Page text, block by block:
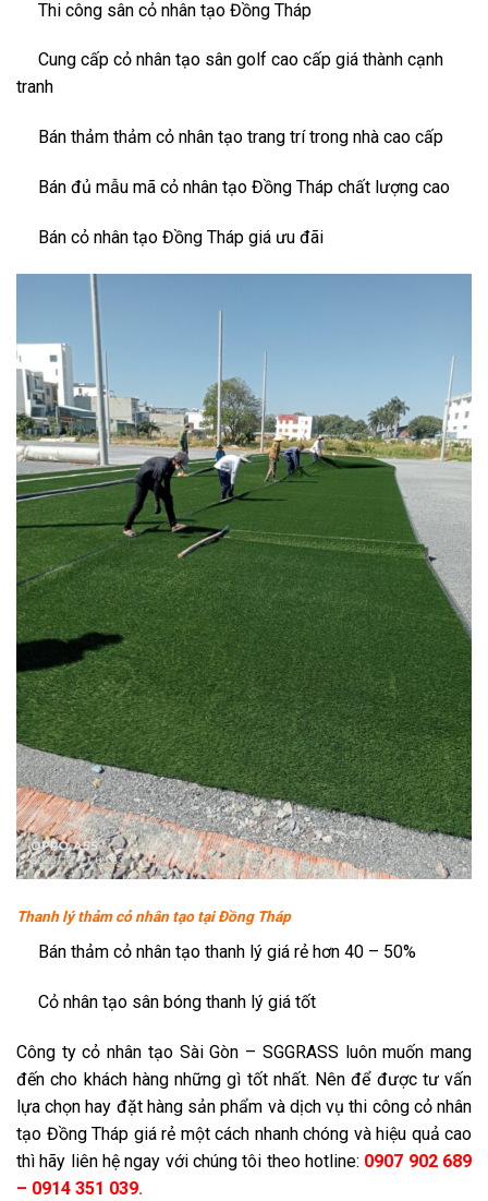
Thi công sân cỏ nhân tạo Đồng Tháp
Cung cấp cỏ nhân tạo sân golf cao cấp giá thành cạnh
tranh
Bán thảm thảm cỏ nhân tạo trang trí trong nhà cao cấp
Bán đủ mẫu mã cỏ nhân tạo Đồng Tháp chất lượng cao
Bán cỏ nhân tạo Đồng Tháp giá ưu đãi
Thanh lý thảm cỏ nhân tạo tại Đồng Tháp
Bán thảm cỏ nhân tạo thanh lý giá rẻ hơn 40 – 50%
Cỏ nhân tạo sân bóng thanh lý giá tốt
Công ty cỏ nhân tạo Sài Gòn – SGGRASS luôn muốn mang
đến cho khách hàng những gì tốt nhất. Nên để được tư vấn
lựa chọn hay đặt hàng sản phẩm và dịch vụ thi công cỏ nhân
tạo Đồng Tháp giá rẻ một cách nhanh chóng và hiệu quả cao
thì hãy liên hệ ngay với chúng tôi theo hotline: 0907 902 689
– 0914 351 039.